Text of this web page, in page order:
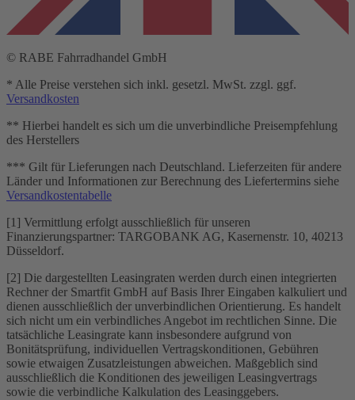
© RABE Fahrradhandel GmbH
* Alle Preise verstehen sich inkl. gesetzl. MwSt. zzgl. ggf.
Versandkosten
** Hierbei handelt es sich um die unverbindliche Preisempfehlung
des Herstellers
*** Gilt für Lieferungen nach Deutschland. Lieferzeiten für andere
Länder und Informationen zur Berechnung des Liefertermins siehe
Versandkostentabelle
[1] Vermittlung erfolgt ausschließlich für unseren
Finanzierungspartner: TARGOBANK AG, Kasernenstr. 10, 40213
Düsseldorf.
[2] Die dargestellten Leasingraten werden durch einen integrierten
Rechner der Smartfit GmbH auf Basis Ihrer Eingaben kalkuliert und
dienen ausschließlich der unverbindlichen Orientierung. Es handelt
sich nicht um ein verbindliches Angebot im rechtlichen Sinne. Die
tatsächliche Leasingrate kann insbesondere aufgrund von
Bonitätsprüfung, individuellen Vertragskonditionen, Gebühren
sowie etwaigen Zusatzleistungen abweichen. Maßgeblich sind
ausschließlich die Konditionen des jeweiligen Leasingvertrags
sowie die verbindliche Kalkulation des Leasinggebers.